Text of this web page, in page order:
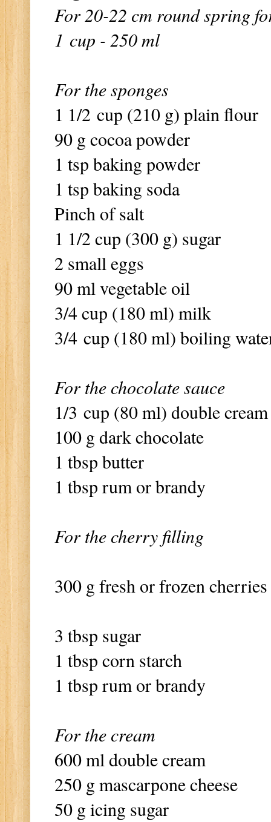
For 20-22 cm round spring
1 cup - 250 ml
For the sponges
1 1/2 cup (210 g) plain flour
90 g cocoa powder
1 tsp baking powder
1 tsp baking soda
Pinch of salt
1 1/2 cup (300 g) sugar
2 small eggs
90 ml vegetable oil
3/4 cup (180 ml) milk
3/4 cup (180 ml) boiling
For the chocolate sauce
1/3 cup (80 ml) double cream
100 g dark chocolate
1 tbsp butter
1 tbsp rum or brandy
For the cherry filling
300 g fresh or frozen cherries
3 tbsp sugar
1 tbsp corn starch
1 tbsp rum or brandy
For the cream
600 ml double cream
250 g mascarpone cheese
50 g icing sugar